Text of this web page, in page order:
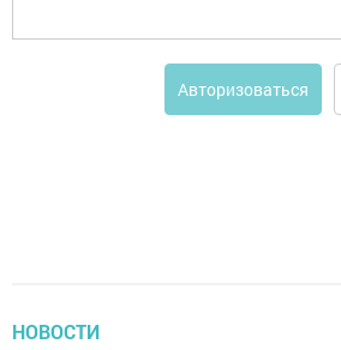
Авторизоваться
НОВОСТИ